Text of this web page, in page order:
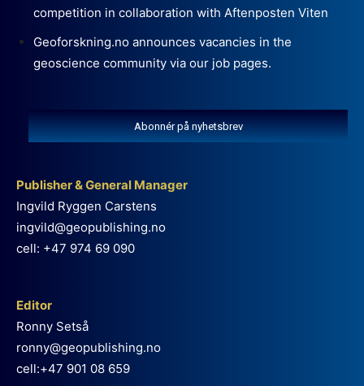
competition in collaboration with Aftenposten Viten
Geoforskning.no announces vacancies in the
geoscience community via our job pages.
Abonnér på nyhetsbrev
Publisher & General Manager
Ingvild Ryggen Carstens
ingvild@geopublishing.no
cell: +47 974 69 090
Editor
Ronny Setså
ronny@geopublishing.no
cell:+47 901 08 659